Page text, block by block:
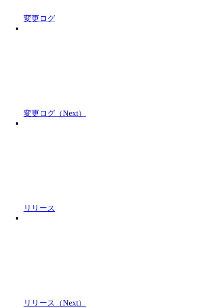
変更ログ
変更ログ（Next）
リリース
リリース（Next）